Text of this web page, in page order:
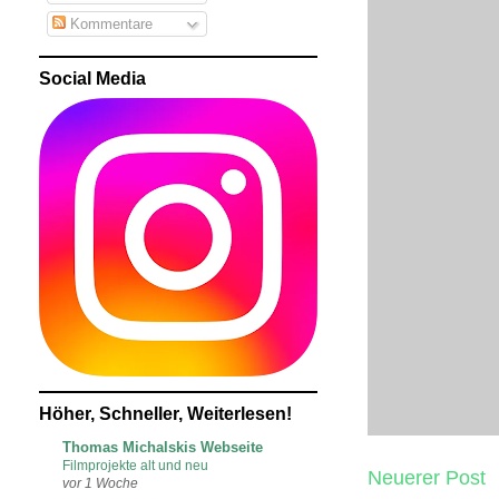
Neuerer Post
Kommentare
Social Media
Höher, Schneller, Weiterlesen!
Thomas Michalskis Webseite
Filmprojekte alt und neu
vor 1 Woche